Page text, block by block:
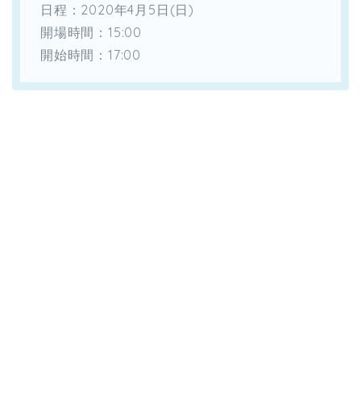
日程：2020年4月5日(日)
開場時間：15:00
開始時間：17:00